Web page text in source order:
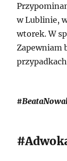
w Lublinie,
wtorek. W
Zapewniam